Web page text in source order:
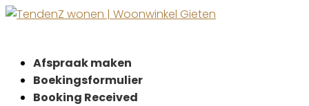
Afspraak maken
Boekingsformulier
Booking Received